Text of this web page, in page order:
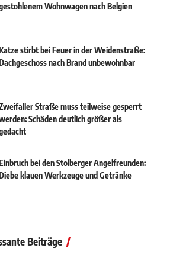
Wohnwagen nach Belgien
stirbt bei Feuer in der Weidenstraße:
nach Brand unbewohnbar
Straße muss teilweise gesperrt
Schäden deutlich größer als
bei den Stolberger Angelfreunden:
klauen Werkzeuge und Getränke
Beiträge